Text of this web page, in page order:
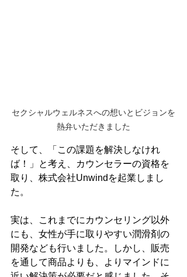
セクシャルウェルネスへの想いとビジョンを
熱弁いただきました
そして、「この課題を解決しなけれ
ば！」と考え、カウンセラーの資格を
取り、株式会社Unwindを起業しまし
た。
実は、これまでにカウンセリング以外
にも、女性が手に取りやすい潤滑剤の
開発なども行いました。しかし、販売
を通して商品よりも、よりマインドに